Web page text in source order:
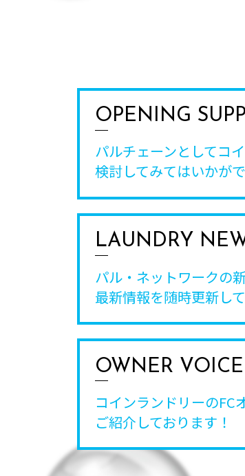
OPENING
パルチェーンとしてコ
検討してみてはいかが
LAUNDRY
パル・ネットワークの
最新情報を随時更新し
OWNER VOICE
コインランドリーのFC
ご紹介しております！